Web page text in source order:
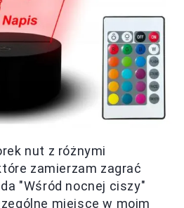
nut z różnymi
zamierzam zagrać
"Wśród nocnej ciszy"
miejsce w moim